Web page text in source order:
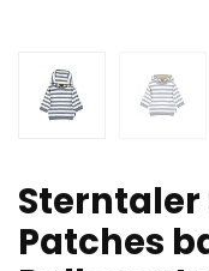
Patches